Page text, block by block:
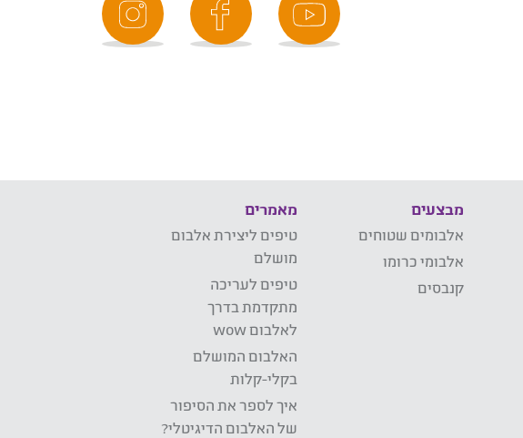
מבצעים
אלבומים שטוחים
אלבומי כרומו
קנבסים
מאמרים
טיפים ליצירת אלבום
מושלם
טיפים לעריכה
מתקדמת בדרך
לאלבום wow
האלבום המושלם
בקלי-קלות
איך לספר את הסיפור
של האלבום הדיגיטלי?